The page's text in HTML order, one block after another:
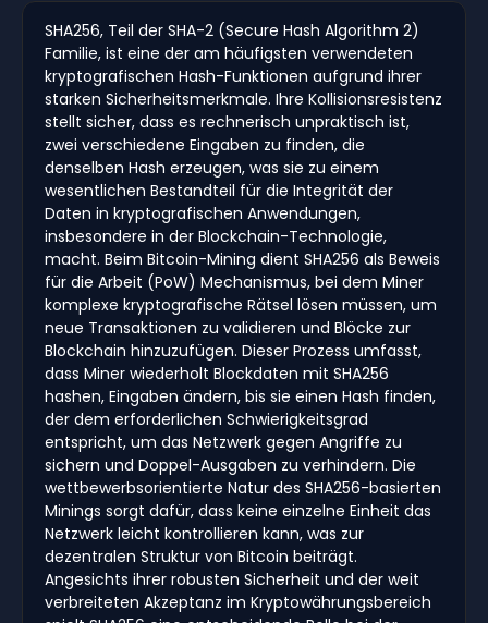
SHA256, Teil der SHA-2 (Secure Hash Algorithm 2)
Familie, ist eine der am häufigsten verwendeten
kryptografischen Hash-Funktionen aufgrund ihrer
starken Sicherheitsmerkmale. Ihre Kollisionsresistenz
stellt sicher, dass es rechnerisch unpraktisch ist,
zwei verschiedene Eingaben zu finden, die
denselben Hash erzeugen, was sie zu einem
wesentlichen Bestandteil für die Integrität der
Daten in kryptografischen Anwendungen,
insbesondere in der Blockchain-Technologie,
macht. Beim Bitcoin-Mining dient SHA256 als Beweis
für die Arbeit (PoW) Mechanismus, bei dem Miner
komplexe kryptografische Rätsel lösen müssen, um
neue Transaktionen zu validieren und Blöcke zur
Blockchain hinzuzufügen. Dieser Prozess umfasst,
dass Miner wiederholt Blockdaten mit SHA256
hashen, Eingaben ändern, bis sie einen Hash finden,
der dem erforderlichen Schwierigkeitsgrad
entspricht, um das Netzwerk gegen Angriffe zu
sichern und Doppel-Ausgaben zu verhindern. Die
wettbewerbsorientierte Natur des SHA256-basierten
Minings sorgt dafür, dass keine einzelne Einheit das
Netzwerk leicht kontrollieren kann, was zur
dezentralen Struktur von Bitcoin beiträgt.
Angesichts ihrer robusten Sicherheit und der weit
verbreiteten Akzeptanz im Kryptowährungsbereich